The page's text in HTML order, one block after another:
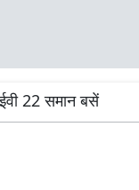
22 समान बसें